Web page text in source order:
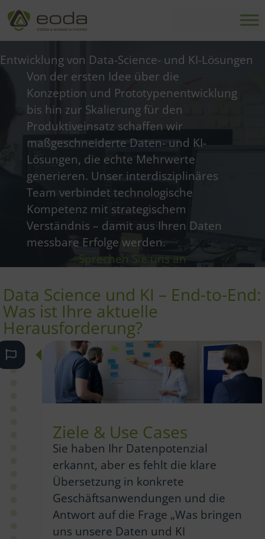
Zum
Inhalt
springen
Entwicklung von Data-Science- und KI-Lösungen
Von der ersten Idee über die
Konzeption und Prototypenentwicklung
bis hin zur Skalierung für den
Produktiveinsatz schaffen wir
maßgeschneiderte Daten- und KI-
Lösungen, die echte Mehrwerte
generieren. Unser interdisziplinäres
Team verbindet technologische
Kompetenz mit strategischem
Verständnis – damit aus Ihren Daten
messbare Erfolge werden.
Sprechen Sie uns an
Data Science und KI – End-to-End:
Was ist Ihre aktuelle
Herausforderung?
Ziele & Use Cases
Sie haben Ihr Datenpotenzial
erkannt, aber es fehlt die klare
Übersetzung in konkrete
Geschäftsanwendungen und die
Antwort auf die Frage „Was bringen
uns unsere Daten und KI